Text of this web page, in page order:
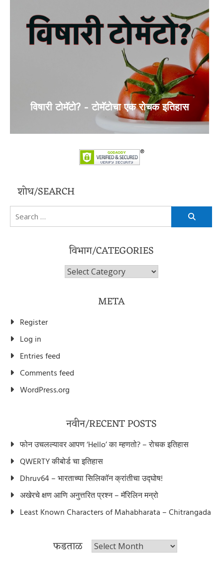
विषारी टोमॅटो? – टोमॅटोचा एक रोचक इतिहास
शोध/SEARCH
Search
for:
विभाग/CATEGORIES
विभाग/Categories
META
Register
Log in
Entries feed
Comments feed
WordPress.org
नवीन/RECENT POSTS
फोन उचलल्यावर आपण ‘Hello’ का म्हणतो? – रोचक इतिहास
QWERTY कीबोर्ड चा इतिहास
Dhruv64 – भारताच्या सिलिकॉन क्रांतीचा उद्घोष!
अखेरचे क्षण आणि अनुत्तरित प्रश्न – मॅरिलिन मन्रो
Least Known Characters of Mahabharata – Chitrangada
फडताळ फडताळ